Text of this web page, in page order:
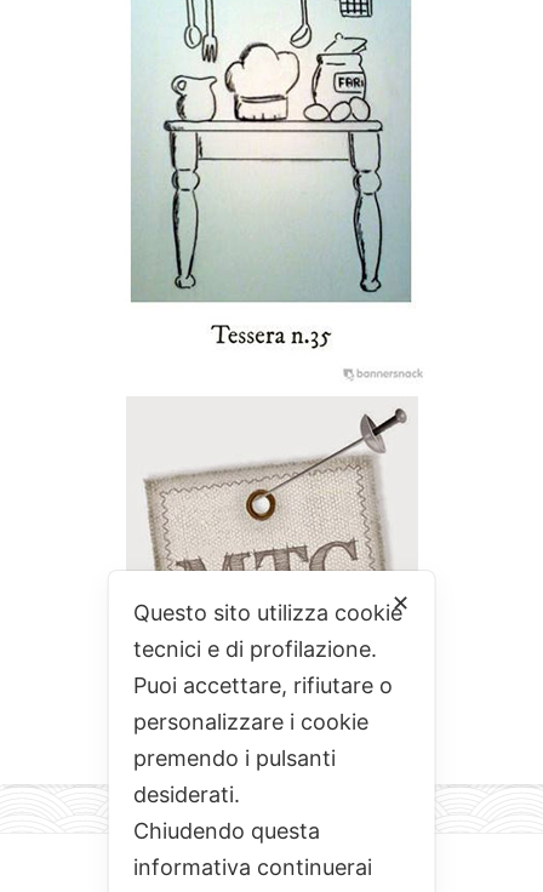
✕
Questo sito utilizza cookie
tecnici e di profilazione.
Puoi accettare, rifiutare o
personalizzare i cookie
premendo i pulsanti
desiderati.
Chiudendo questa
informativa continuerai